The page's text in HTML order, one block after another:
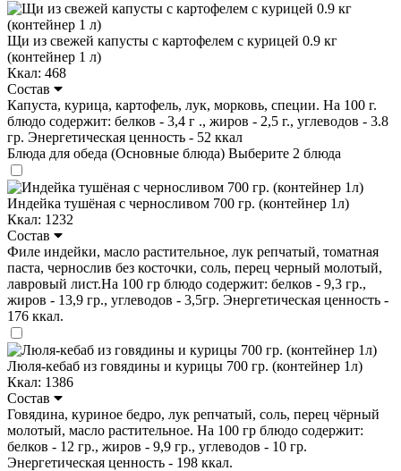
Щи из свежей капусты с картофелем с курицей 0.9 кг
(контейнер 1 л)
Ккал: 468
Состав
Капуста, курица, картофель, лук, морковь, специи. На 100 г.
блюдо содержит: белков - 3,4 г ., жиров - 2,5 г., углеводов - 3.8
гр. Энергетическая ценность - 52 ккал
Блюда для обеда (Основные блюда) Выберите 2 блюда
Индейка тушёная с черносливом 700 гр. (контейнер 1л)
Ккал: 1232
Состав
Филе индейки, масло растительное, лук репчатый, томатная
паста, чернослив без косточки, соль, перец черный молотый,
лавровый лист.На 100 гр блюдо содержит: белков - 9,3 гр.,
жиров - 13,9 гр., углеводов - 3,5гр. Энергетическая ценность -
176 ккал.
Люля-кебаб из говядины и курицы 700 гр. (контейнер 1л)
Ккал: 1386
Состав
Говядина, куриное бедро, лук репчатый, соль, перец чёрный
молотый, масло растительное. На 100 гр блюдо содержит:
белков - 12 гр., жиров - 9,9 гр., углеводов - 10 гр.
Энергетическая ценность - 198 ккал.